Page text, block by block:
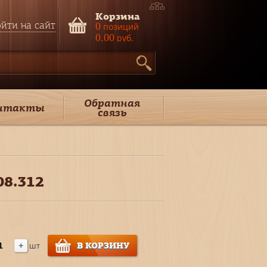
на сайт
Корзина
0 позиций
0.00 руб.
Обратная
связь
+ шт В КОРЗИНУ